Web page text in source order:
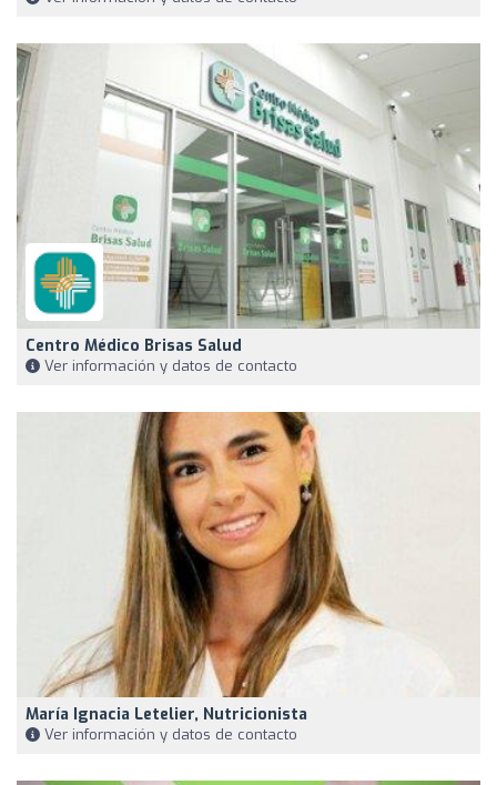
Centro Médico Brisas Salud
Ver información y datos de contacto
María Ignacia Letelier, Nutricionista
Ver información y datos de contacto